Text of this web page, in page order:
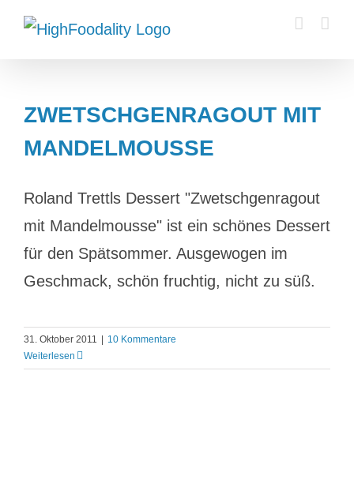
Zum
Inhalt
ZWETSCHGENRAGOUT MIT
MANDELMOUSSE
Roland Trettls Dessert "Zwetschgenragout
mit Mandelmousse" ist ein schönes Dessert
für den Spätsommer. Ausgewogen im
Geschmack, schön fruchtig, nicht zu süß.
31. Oktober 2011
10 Kommentare
Weiterlesen